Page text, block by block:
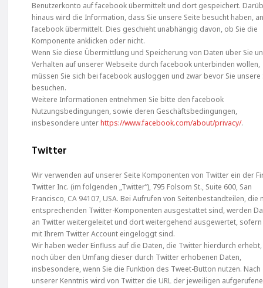
Benutzerkonto auf facebook übermittelt und dort gespeichert.
hinaus wird die Information, dass Sie unsere Seite besucht haben,
facebook übermittelt. Dies geschieht unabhängig davon, ob Sie die
Komponente anklicken oder nicht.
Wenn Sie diese Übermittlung und Speicherung von Daten über Sie
Verhalten auf unserer Webseite durch facebook unterbinden wollen,
müssen Sie sich bei facebook ausloggen und zwar bevor Sie unsere
besuchen.
Weitere Informationen entnehmen Sie bitte den facebook
Nutzungsbedingungen, sowie deren Geschäftsbedingungen,
insbesondere unterhttps://www.facebook.com/about/privacy/.
Twitter
Wir verwenden auf unserer Seite Komponenten von Twitter ein der
Twitter Inc. (im folgenden „Twitter”), 795 Folsom St., Suite 600, San
Francisco, CA 94107, USA. Bei Aufrufen von Seitenbestandteilen, die
entsprechenden Twitter-Komponenten ausgestattet sind, werden
an Twitter weitergeleitet und dort weitergehend ausgewertet, sofern
mit Ihrem Twitter Account eingeloggt sind.
Wir haben weder Einfluss auf die Daten, die Twitter hierdurch erhebt,
noch über den Umfang dieser durch Twitter erhobenen Daten,
insbesondere, wenn Sie die Funktion des Tweet-Button nutzen. Nach
unserer Kenntnis wird von Twitter die URL der jeweiligen